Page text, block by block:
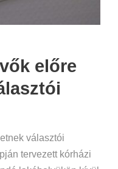
előre
választói
tervezett kórházi